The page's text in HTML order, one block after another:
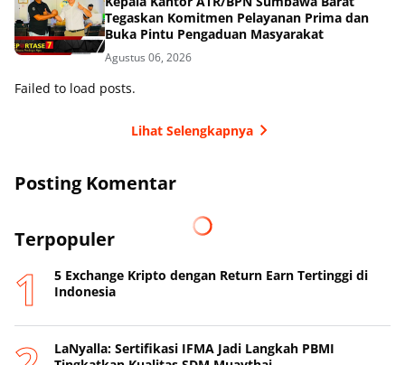
Tegaskan Komitmen Pelayanan Prima dan
Buka Pintu Pengaduan Masyarakat
Agustus 06, 2026
Failed to load posts.
Lihat Selengkapnya
Posting Komentar
Terpopuler
5 Exchange Kripto dengan Return Earn Tertinggi di
Indonesia
LaNyalla: Sertifikasi IFMA Jadi Langkah PBMI